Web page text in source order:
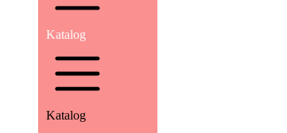
Katalog
Katalog